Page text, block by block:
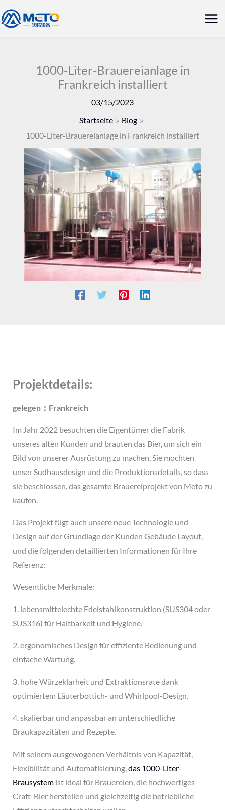
Zum
Inhalt
1000-Liter-Brauereianlage in
Frankreich installiert
03/15/2023
Startseite
Blog
1000-Liter-Brauereianlage in Frankreich installiert
Projektdetails:
gelegen：Frankreich
Im Jahr 2022 besuchten die Eigentümer die Fabrik
unseres alten Kunden und brauten das Bier, um sich ein
Bild von unserer Ausrüstung zu machen. Sie mochten
unser Sudhausdesign und die Produktionsdetails, so dass
sie beschlossen, das gesamte Brauereiprojekt von Meto zu
kaufen.
Das Projekt fügt auch unsere neue Technologie und
Design auf der Grundlage der Kunden Gebäude Layout,
und die folgenden detaillierten Informationen für Ihre
Referenz:
Wesentliche Merkmale:
1. lebensmittelechte Edelstahlkonstruktion (SUS304 oder
SUS316) für Haltbarkeit und Hygiene.
2. ergonomisches Design für effiziente Bedienung und
einfache Wartung.
3. hohe Würzeklarheit und Extraktionsrate dank
optimiertem Läuterbottich- und Whirlpool-Design.
4. skalierbar und anpassbar an unterschiedliche
Braukapazitäten und Rezepte.
Mit seinem ausgewogenen Verhältnis von Kapazität,
Flexibilität und Automatisierung,das 1000-Liter-
Brausystemist ideal für Brauereien, die hochwertiges
Craft-Bier herstellen und gleichzeitig die betriebliche